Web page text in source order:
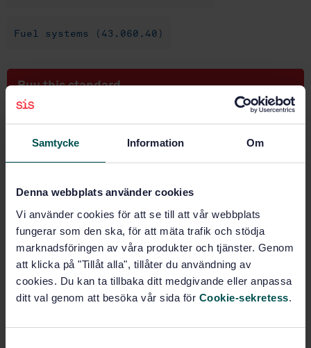
Samtycke Information Om
Denna webbplats använder cookies
Vi använder cookies för att se till att vår webbplats
fungerar som den ska, för att mäta trafik och stödja
marknadsföringen av våra produkter och tjänster. Genom
att klicka på "Tillåt alla", tillåter du användning av
cookies. Du kan ta tillbaka ditt medgivande eller anpassa
ditt val genom att besöka vår sida för Cookie-sekretess.
Fuel systems (43.060.40)
Buy this standard
SWEDISH STANDARD · SS-ISO 12103-1:2016
1:2016, IDT)
Subscribe on standards - Read more
Price: 943 SEK
PDF
Add to cart